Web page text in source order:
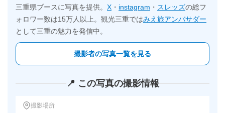
三重県ブースに写真を提供。 X ・ instagram ・ スレッズの総フ
ォロワー数は15万人以上。観光三重ではみえ旅アンバサダー
として三重の魅力を発信中。
撮影者の写真一覧を見る
📍 この写真の撮影情報
撮影場所